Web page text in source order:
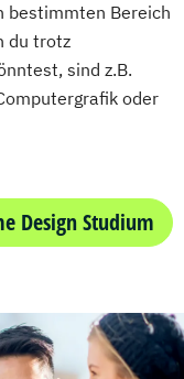
bestimmten Bereich
du trotz
sind z.B.
oder
Design Studium